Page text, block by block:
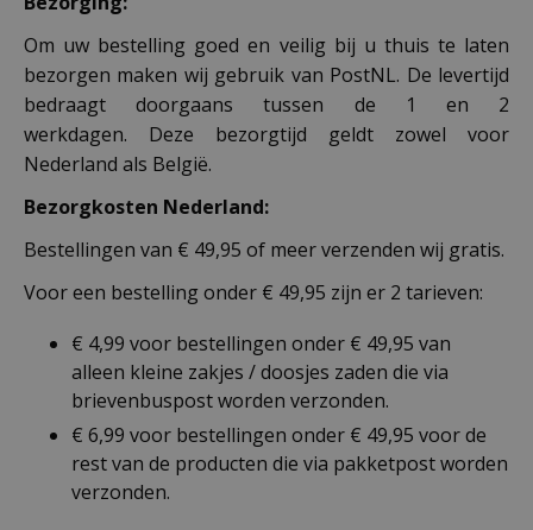
Om uw bestelling goed en veilig bij u thuis te laten
bezorgen maken wij gebruik van PostNL. De levertijd
bedraagt doorgaans tussen de 1 en 2
werkdagen. Deze bezorgtijd geldt zowel voor
Nederland als België.
Bezorgkosten Nederland:
Bestellingen van € 49,95 of meer verzenden wij gratis.
Voor een bestelling onder € 49,95 zijn er 2 tarieven:
€ 4,99 voor bestellingen onder € 49,95 van
alleen kleine zakjes / doosjes zaden die via
brievenbuspost worden verzonden.
€ 6,99 voor bestellingen onder € 49,95 voor de
rest van de producten die via pakketpost worden
verzonden.